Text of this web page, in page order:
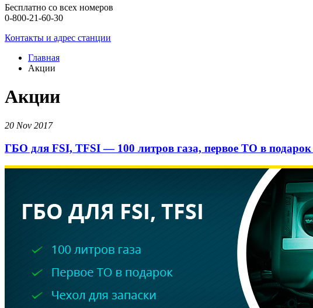
Бесплатно со всех номеров
0-800-21-60-30
Контакты и адрес станции
Главная
Акции
Акции
20 Nov 2017
ГБО для FSI, TFSI — 100 литров газа, первое ТО в подарок